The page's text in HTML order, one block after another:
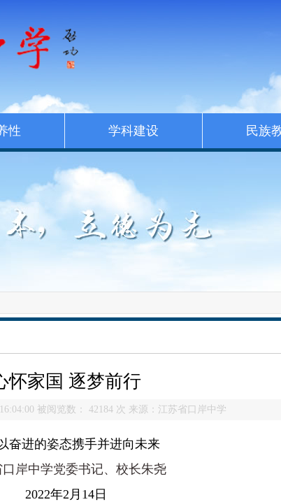
性 学科建设 民族
怀家国 逐梦前行
被阅览数： 42184 次 来源：江苏省口岸中学
进的姿态携手并进向未来
岸中学党委书记、校长朱尧
2022年2月14日